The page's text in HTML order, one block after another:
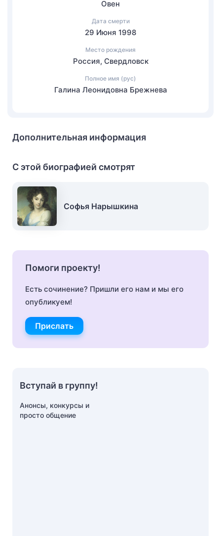
Овен
Дата смерти
29 Июня 1998
Место рождения
Россия, Свердловск
Полное имя (рус)
Галина Леонидовна Брежнева
Дополнительная информация
С этой биографией смотрят
Софья Нарышкина
Помоги проекту!
Есть сочинение? Пришли его нам и мы его
опубликуем!
Прислать
Вступай в группу!
Анонсы, конкурсы и
просто общение